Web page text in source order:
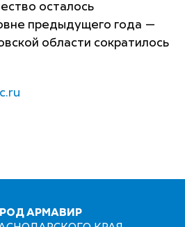
осталось
предыдущего года —
области сократилось
АРМАВИР